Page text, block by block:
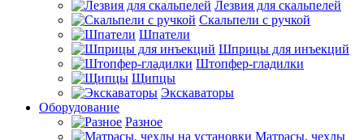
Лезвия для скальпелей
Скальпели с ручкой
Шпатели
Шприцы для инъекций
Штопфер-гладилки
Щипцы
Экскаваторы
Оборудование
Разное
Матрасы, чехлы